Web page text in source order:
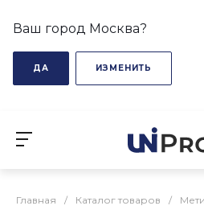
Ваш город Москва?
ДА ИЗМЕНИТЬ
Главная / Каталог товаров /